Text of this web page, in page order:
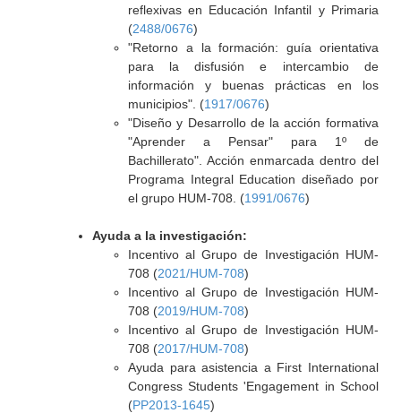
reflexivas en Educación Infantil y Primaria
(2488/0676)
"Retorno a la formación: guía orientativa
para la disfusión e intercambio de
información y buenas prácticas en los
municipios". (1917/0676)
"Diseño y Desarrollo de la acción formativa
"Aprender a Pensar" para 1º de
Bachillerato". Acción enmarcada dentro del
Programa Integral Education diseñado por
el grupo HUM-708. (1991/0676)
Ayuda a la investigación:
Incentivo al Grupo de Investigación HUM-
708 (2021/HUM-708)
Incentivo al Grupo de Investigación HUM-
708 (2019/HUM-708)
Incentivo al Grupo de Investigación HUM-
708 (2017/HUM-708)
Ayuda para asistencia a First International
Congress Students 'Engagement in School
(PP2013-1645)